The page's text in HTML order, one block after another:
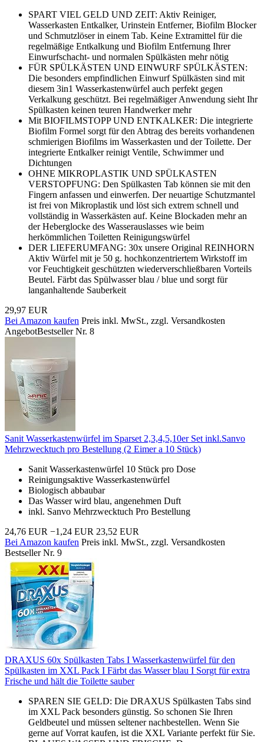
SPART VIEL GELD UND ZEIT: Aktiv Reiniger,
Wasserkasten Entkalker, Urinstein Entferner, Biofilm Blocker
und Schmutzlöser in einem Tab. Keine Extramittel für die
regelmäßige Entkalkung und Biofilm Entfernung Ihrer
Einwurfschacht- und normalen Spülkästen mehr nötig
FÜR SPÜLKÄSTEN UND EINWURF SPÜLKÄSTEN:
Die besonders empfindlichen Einwurf Spülkästen sind mit
diesem 3in1 Wasserkastenwürfel auch perfekt gegen
Verkalkung geschützt. Bei regelmäßiger Anwendung sieht Ihr
Spülkasten keinen teuren Handwerker mehr
Mit BIOFILMSTOPP UND ENTKALKER: Die integrierte
Biofilm Formel sorgt für den Abtrag des bereits vorhandenen
schmierigen Biofilms im Wasserkasten und der Toilette. Der
integrierte Entkalker reinigt Ventile, Schwimmer und
Dichtungen
OHNE MIKROPLASTIK UND SPÜLKASTEN
VERSTOPFUNG: Den Spülkasten Tab können sie mit den
Fingern anfassen und einwerfen. Der neuartige Schutzmantel
ist frei von Mikroplastik und löst sich extrem schnell und
vollständig in Wasserkästen auf. Keine Blockaden mehr an
der Heberglocke des Wasserauslasses wie beim
herkömmlichen Toiletten Reinigungswürfel
DER LIEFERUMFANG: 30x unsere Original REINHORN
Aktiv Würfel mit je 50 g. hochkonzentriertem Wirkstoff im
vor Feuchtigkeit geschützten wiederverschließbaren Vorteils
Beutel. Färbt das Spülwasser blau / blue und sorgt für
langanhaltende Sauberkeit
29,97 EUR
Bei Amazon kaufen Preis inkl. MwSt., zzgl. Versandkosten
AngebotBestseller Nr. 8
Sanit Wasserkastenwürfel im Sparset 2,3,4,5,10er Set inkl.Sanvo
Mehrzwecktuch pro Bestellung (2 Eimer a 10 Stück)
Sanit Wasserkastenwürfel 10 Stück pro Dose
Reinigungsaktive Wasserkastenwürfel
Biologisch abbaubar
Das Wasser wird blau, angenehmen Duft
inkl. Sanvo Mehrzwecktuch Pro Bestellung
24,76 EUR −1,24 EUR 23,52 EUR
Bei Amazon kaufen Preis inkl. MwSt., zzgl. Versandkosten
Bestseller Nr. 9
DRAXUS 60x Spülkasten Tabs I Wasserkastenwürfel für den
Spülkasten im XXL Pack I Färbt das Wasser blau I Sorgt für extra
Frische und hält die Toilette sauber
SPAREN SIE GELD: Die DRAXUS Spülkasten Tabs sind
im XXL Pack besonders günstig. So schonen Sie Ihren
Geldbeutel und müssen seltener nachbestellen. Wenn Sie
gerne auf Vorrat kaufen, ist die XXL Variante perfekt für Sie.